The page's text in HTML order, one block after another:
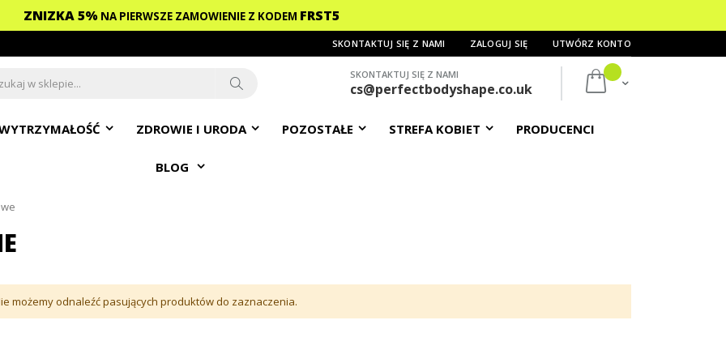
ZNIZKA 5% NA PIERWSZE ZAMOWIENIE Z KODEM FRST5
SKONTAKTUJ SIĘ Z NAMI ZALOGUJ SIĘ UTWÓRZ KONTO
Mój koszyk
SKONTAKTUJ SIĘ Z NAMI
cs@perfectbodyshape.co.uk
ZDROWIE I URODA POZOSTAŁE STREFA KOBIET PRODUCENCI
BLOG
możemy odnaleźć pasujących produktów do zaznaczenia.